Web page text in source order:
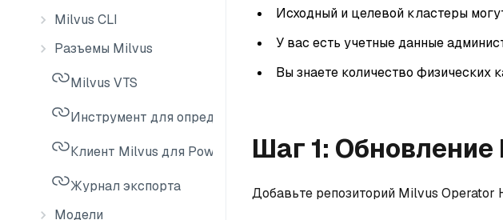
Milvus CLI
Разъемы Milvus
Milvus VTS
Инструмент для определения размера Milvus
Клиент Milvus для PowerShell
Журнал экспорта
Модели
Исходный и целевой кластеры
У вас есть учетные данные
Вы знаете количество физических
Шаг 1:
Добавьте репозиторий Milvus Operator